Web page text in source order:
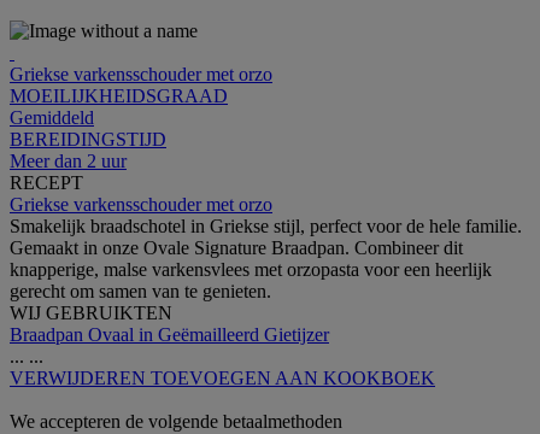
Griekse varkensschouder met orzo
MOEILIJKHEIDSGRAAD
Gemiddeld
BEREIDINGSTIJD
Meer dan 2 uur
RECEPT
Griekse varkensschouder met orzo
Smakelijk braadschotel in Griekse stijl, perfect voor de hele familie.
Gemaakt in onze Ovale Signature Braadpan. Combineer dit
knapperige, malse varkensvlees met orzopasta voor een heerlijk
gerecht om samen van te genieten.
WIJ GEBRUIKTEN
Braadpan Ovaal in Geëmailleerd Gietijzer
... ...
VERWIJDEREN TOEVOEGEN AAN KOOKBOEK
We accepteren de volgende betaalmethoden